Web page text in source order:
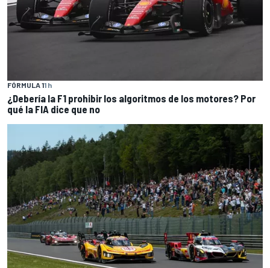
FÓRMULA 11 h
¿Debería la F1 prohibir los algoritmos de los motores? Por
qué la FIA dice que no